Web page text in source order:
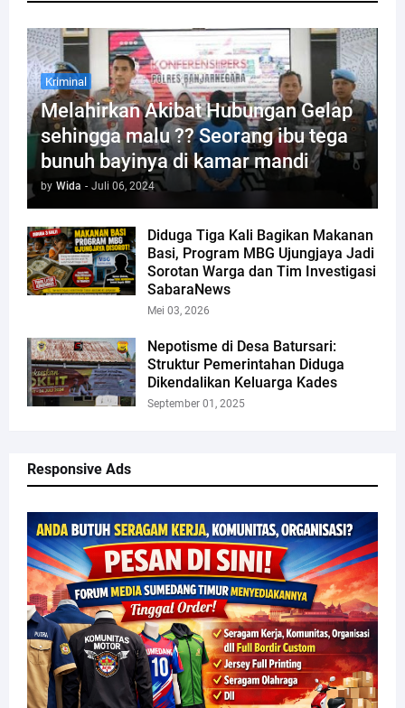
Kriminal
Melahirkan Akibat Hubungan Gelap
sehingga malu ?? Seorang ibu tega
bunuh bayinya di kamar mandi
by Wida - Juli 06, 2024
Diduga Tiga Kali Bagikan Makanan
Basi, Program MBG Ujungjaya Jadi
Sorotan Warga dan Tim Investigasi
SabaraNews
Mei 03, 2026
Nepotisme di Desa Batursari:
Struktur Pemerintahan Diduga
Dikendalikan Keluarga Kades
September 01, 2025
Responsive Ads